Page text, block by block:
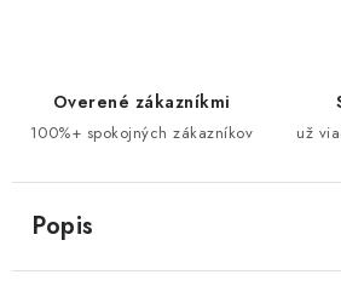
Overené zákazníkmi
100%+ spokojných zákazníkov už
Popis